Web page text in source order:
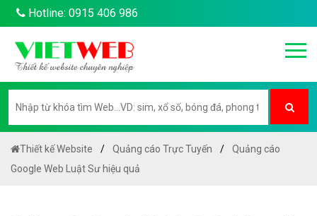
Hotline: 0915 406 986
Thiết kế Website Quảng cáo Trực Tuyến
Quảng cáo
Google Web Luật Sư hiệu quả